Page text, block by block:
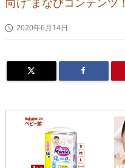
 2020年6月14日